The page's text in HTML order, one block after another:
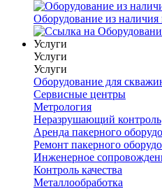
Оборудование из
Услуги
Услуги
Услуги
Оборудование для
Сервисные центры
Метрология
Неразрушающий контроль
Аренда пакерного
Ремонт пакерного
Инженерное
Контроль качества
Металлообработка